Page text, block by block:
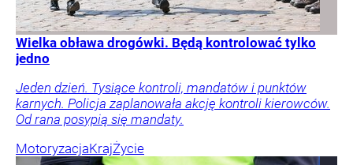
Wielka obława drogówki. Będą kontrolować tylko
jedno
Jeden dzień. Tysiące kontroli, mandatów i punktów
karnych. Policja zaplanowała akcję kontroli kierowców.
Od rana posypią się mandaty.
MotoryzacjaKrajŻycie